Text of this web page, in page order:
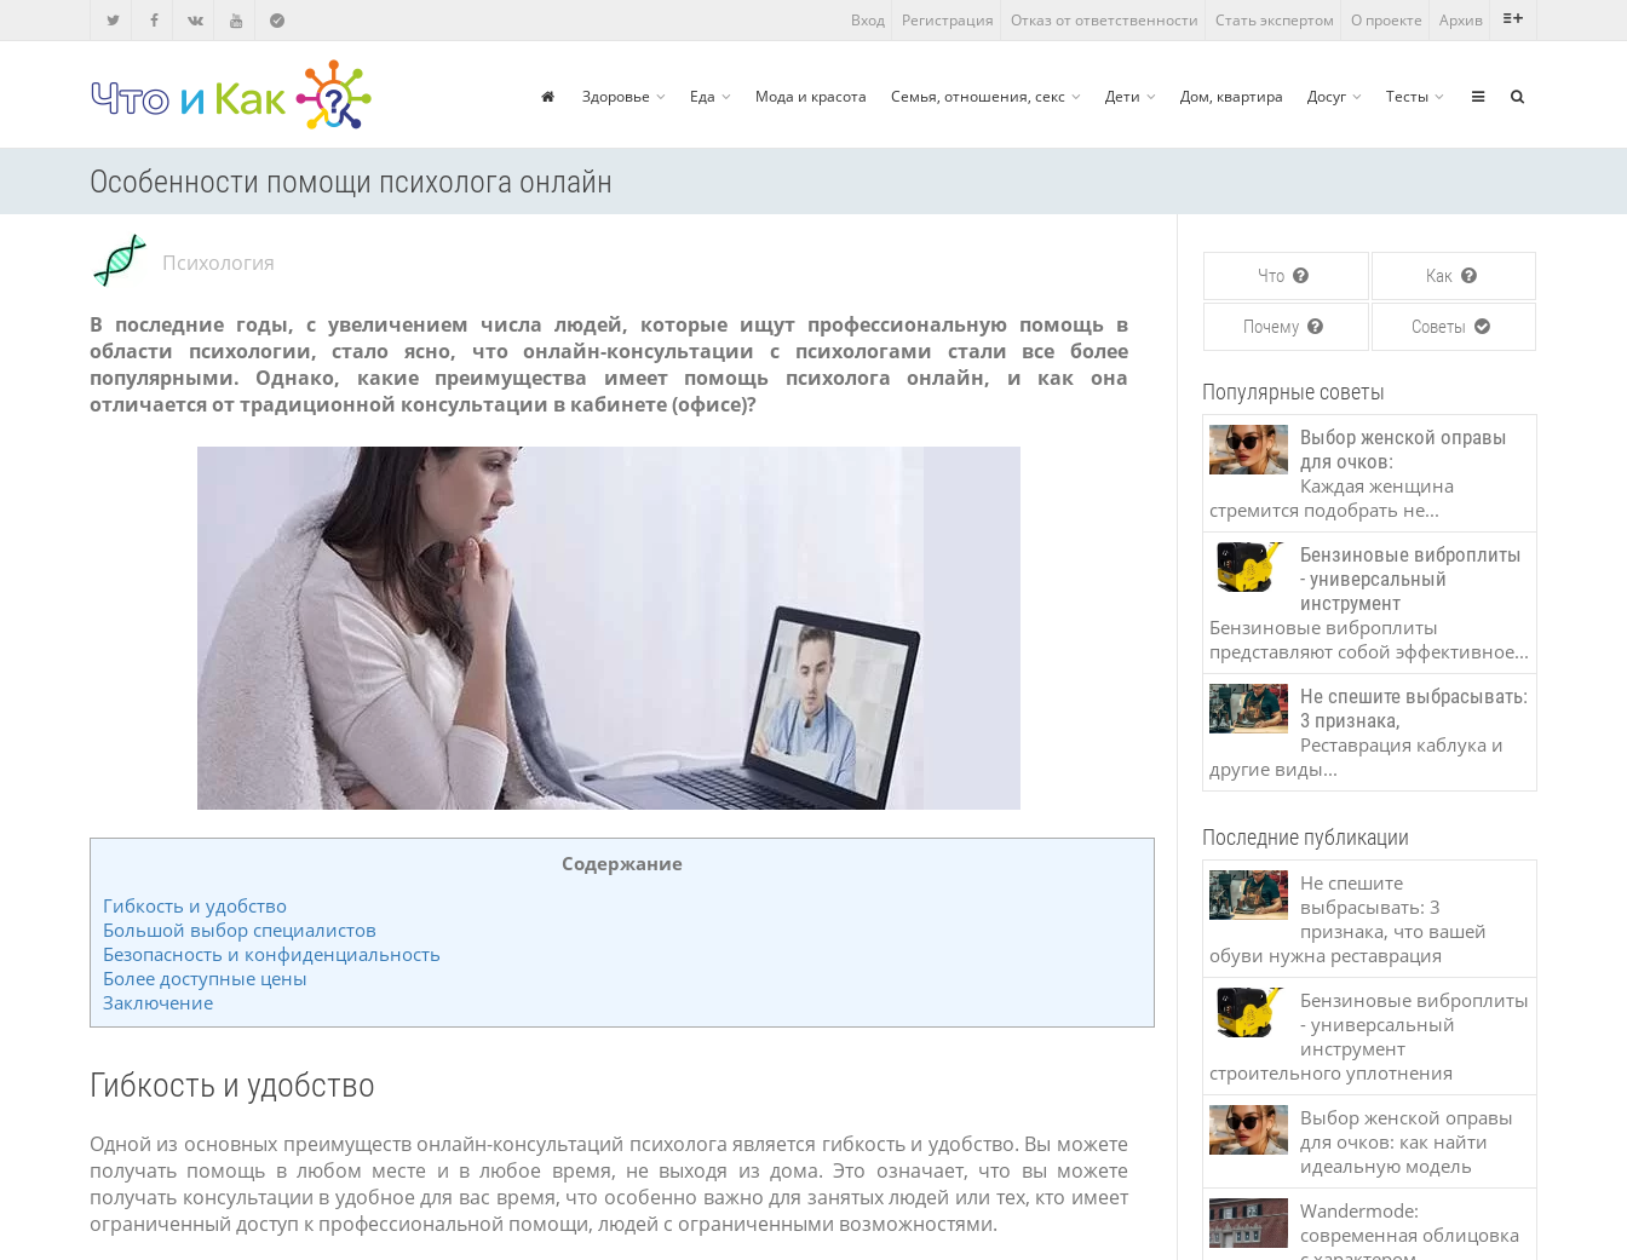
Вход Регистрация Отказ от ответственности Стать экспертом О проекте Архив
Здоровье Еда Мода и красота Семья, отношения, секс Дети Дом, квартира Досуг Тесты
Особенности помощи психолога онлайн
Психология
В последние годы, с увеличением числа людей, которые ищут профессиональную помощь в
области психологии, стало ясно, что онлайн-консультации с психологами стали все более
популярными. Однако, какие преимущества имеет помощь психолога онлайн, и как она
отличается от традиционной консультации в кабинете (офисе)?
Содержание
Гибкость и удобство
Большой выбор специалистов
Безопасность и конфиденциальность
Более доступные цены
Заключение
Гибкость и удобство
Одной из основных преимуществ онлайн-консультаций психолога является гибкость и удобство. Вы можете
получать помощь в любом месте и в любое время, не выходя из дома. Это означает, что вы можете
получать консультации в удобное для вас время, что особенно важно для занятых людей или тех, кто имеет
ограниченный доступ к профессиональной помощи, людей с ограниченными возможностями.
Что Как
Почему Советы
Популярные советы
Выбор женской оправы
для очков:
Каждая женщина
стремится подобрать не...
Бензиновые виброплиты
- универсальный
инструмент
Бензиновые виброплиты
представляют собой эффективное...
Не спешите выбрасывать:
3 признака,
Реставрация каблука и
другие виды...
Последние публикации
Не спешите
выбрасывать: 3
признака, что вашей
обуви нужна реставрация
Бензиновые виброплиты
- универсальный
инструмент
строительного уплотнения
Выбор женской оправы
для очков: как найти
идеальную модель
Wandermode:
современная облицовка